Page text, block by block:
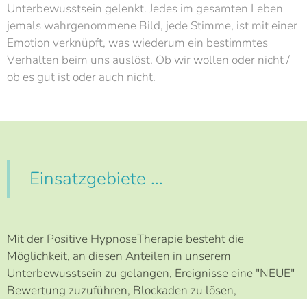
Unterbewusstsein gelenkt. Jedes im gesamten Leben
jemals wahrgenommene Bild, jede Stimme, ist mit einer
Emotion verknüpft, was wiederum ein bestimmtes
Verhalten beim uns auslöst. Ob wir wollen oder nicht /
ob es gut ist oder auch nicht.
Einsatzgebiete ...
Mit der Positive HypnoseTherapie besteht die
Möglichkeit, an diesen Anteilen in unserem
Unterbewusstsein zu gelangen, Ereignisse eine "NEUE"
Bewertung zuzuführen, Blockaden zu lösen,